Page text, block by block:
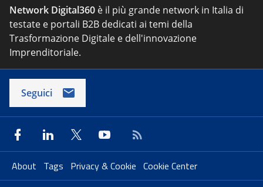
Network Digital360 è il più grande network in Italia di
testate e portali B2B dedicati ai temi della
Trasformazione Digitale e dell'innovazione
Imprenditoriale.
Seguici
About Tags Privacy & Cookie Cookie Center